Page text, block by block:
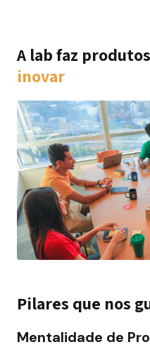
A lab faz
inovar
Pilares que nos
Mentalidade de